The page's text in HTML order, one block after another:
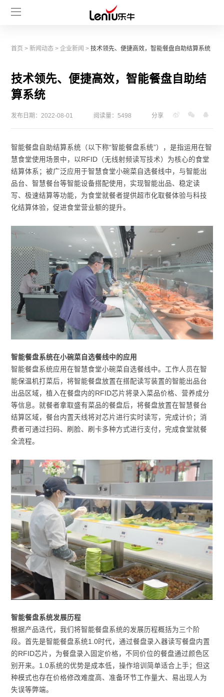
首页 >新闻动态 >企业新闻 >技术领先、便捷高效，智能餐盘自助结算系统
技术领先、便捷高效，智能餐盘自助结
算系统
发布日期：2022-08-01 阅读量：5498 分享
智能餐盘自助结算系统（以下称“智能餐盘系统”），是指运用在智
慧食堂使用场景中，以RFID（无线射频读写技术）为核心的食堂
结算体系；被广泛应用于智慧食堂小碗菜自选餐线中，与智能出
品台、智慧餐台等智能设备搭配使用，实现智能出品、稳定读
写、极速结算等功能，为食堂就餐者提供超市化取餐体验与科技
化结算体验，促进食堂营业额的提升。
智能餐盘系统在小碗菜自选餐线中的应用
智能餐盘系统应用在智慧食堂小碗菜自选餐线中。工作人员在智
能保温机打菜后，将智能餐盘放置在搭配读写装置的智能出品台
出品区域，植入在餐盘内的RFID芯片将录入菜品价格、营养成分
等信息。就餐者拿取盛有菜品的餐盘后，将餐盘放置在智慧餐台
结算区域，餐台内置天线将对芯片进行实时读写，完成计价；消
费者可通过扫码、刷脸、刷卡多种方式进行支付，完成食堂就餐
全流程。
智能餐盘系统发展历程
根据产品迭代，我们将智能餐盘系统的发展历程概括为三个阶
段。首先是智能餐盘系统1.0时代，通过餐盘录入器读写餐盘内置
的RFID芯片，为餐盘录入固定价格，不同价位的餐盘通过颜色区
别开来。1.0系统的优势是成本低，操作培训简单适合上手；但这
种模式也存在价格修改难度高、准备环节工作量大、易出现人为
失误等弊端。